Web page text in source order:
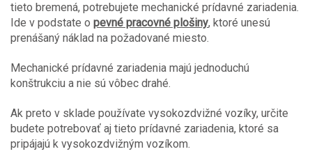
tieto bremená, potrebujete mechanické prídavné zariadenia.
Ide v podstate o pevné pracovné plošiny, ktoré unesú
prenášaný náklad na požadované miesto.
Mechanické prídavné zariadenia majú jednoduchú
konštrukciu a nie sú vôbec drahé.
Ak preto v sklade používate vysokozdvižné vozíky, určite
budete potrebovať aj tieto prídavné zariadenia, ktoré sa
pripájajú k vysokozdvižným vozíkom.